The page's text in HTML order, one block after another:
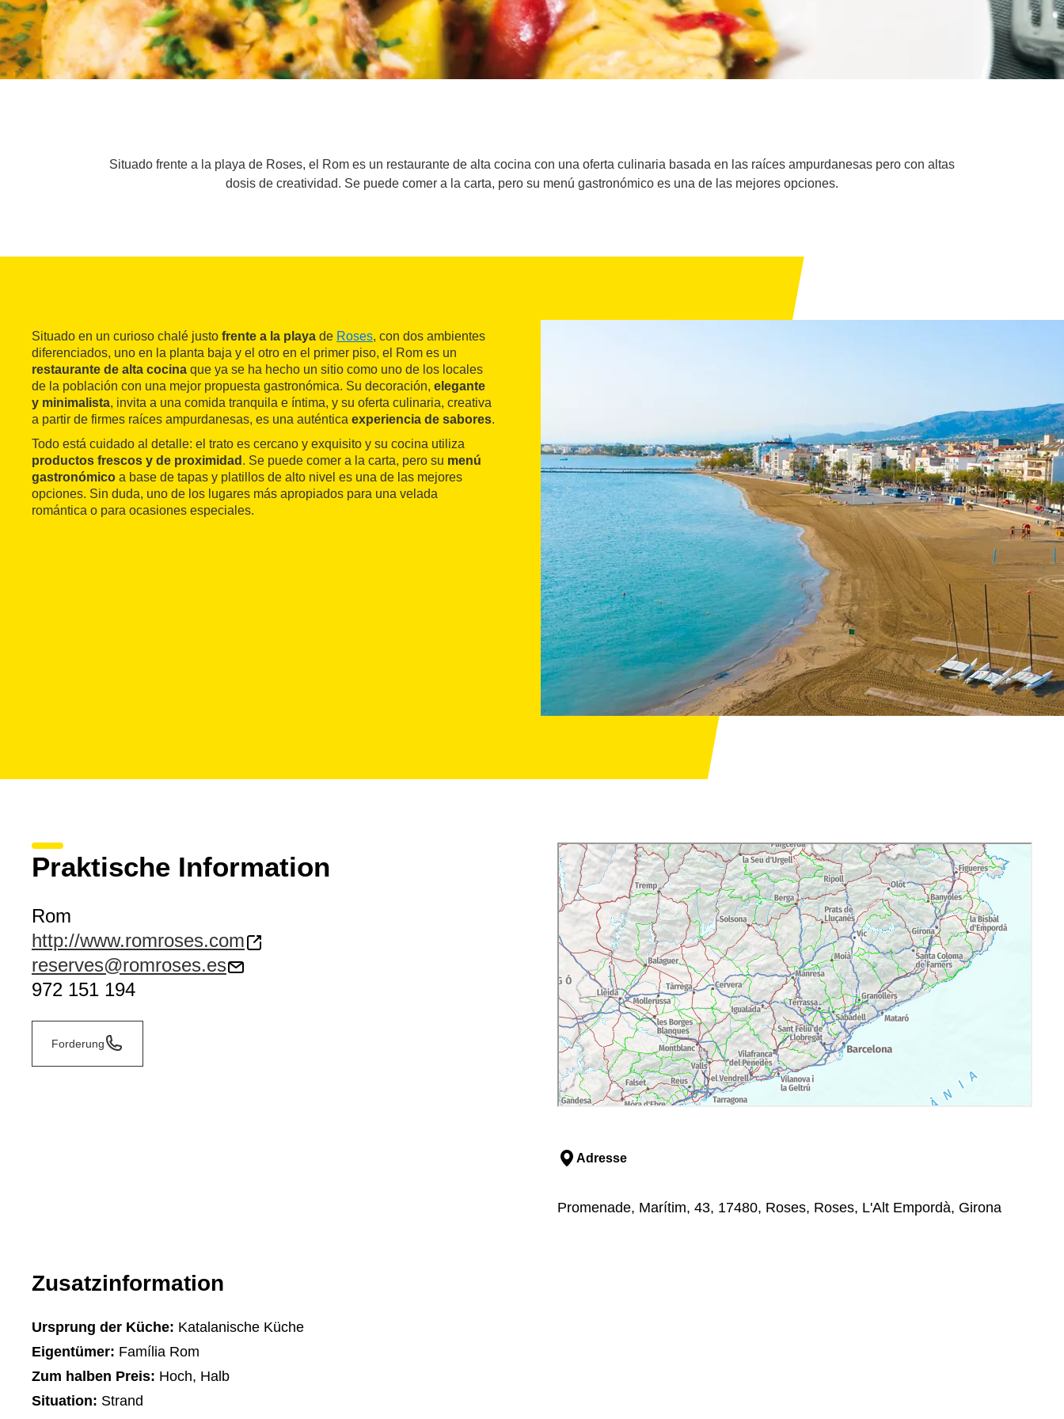
Situado frente a la playa de Roses, el Rom es un restaurante de alta cocina con una oferta culinaria basada en las raíces ampurdanesas pero con altas
dosis de creatividad. Se puede comer a la carta, pero su menú gastronómico es una de las mejores opciones.
Situado en un curioso chalé justo frente a la playa de Roses, con dos ambientes
diferenciados, uno en la planta baja y el otro en el primer piso, el Rom es un
restaurante de alta cocina que ya se ha hecho un sitio como uno de los locales
de la población con una mejor propuesta gastronómica. Su decoración, elegante
y minimalista, invita a una comida tranquila e íntima, y su oferta culinaria, creativa
a partir de firmes raíces ampurdanesas, es una auténtica experiencia de sabores.
Todo está cuidado al detalle: el trato es cercano y exquisito y su cocina utiliza
productos frescos y de proximidad . Se puede comer a la carta, pero su menú
gastronómico a base de tapas y platillos de alto nivel es una de las mejores
opciones. Sin duda, uno de los lugares más apropiados para una velada
romántica o para ocasiones especiales.
Praktische Information
Rom
http://www.romroses.com
reserves@romroses.es
972 151 194
Forderung
Adresse
Promenade, Marítim, 43, 17480, Roses, Roses, L'Alt Empordà, Girona
Zusatzinformation
Ursprung der Küche: Katalanische Küche
Eigentümer: Família Rom
Zum halben Preis: Hoch, Halb
Situation: Strand